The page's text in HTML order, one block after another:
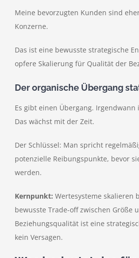
Meine bevorzugten Kunden sind
Konzerne.
Das ist eine bewusste strategische
opfere Skalierung für Qualität der
Der organische Übergang
Es gibt einen Übergang. Irgendwann
Das wächst mit der Zeit.
Der Schlüssel: Man spricht
potenzielle Reibungspunkte, bevor
werden.
Kernpunkt: Wertesysteme skalieren
bewusste Trade-off zwischen Größe
Beziehungsqualität ist eine
kein Versagen.